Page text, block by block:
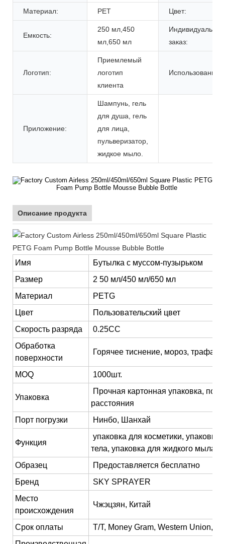
Материал: PET Цвет:
Емкость:
250 мл,450
мл,650 мл
Индивидуальный
заказ:
Логотип:
Приемлемый
логотип
клиента
Использование:
Приложение:
Шампунь, гель
для душа, гель
для лица,
пульверизатор,
жидкое мыло.
Описание продукта
Имя
Бутылка с муссом-пузырьком
Размер
2 50 мл/450 мл/650 мл
Материал
PETG
Цвет
Пользовательский цвет
Скорость разряда
0.25CC
Обработка
поверхности
Горячее тиснение, мороз,
MOQ 1000шт.
Упаковка
Прочная картонная упаковка,
расстояния
Порт погрузки
Нинбо, Шанхай
Функция
упаковка для косметики,
тела, упаковка для жидкого мыла,
Образец
Предоставляется бесплатно
Бренд
SKY SPRAYER
Место
происхождения
Чжэцзян, Китай
Срок оплаты
T/T, Money Gram, Western Union,